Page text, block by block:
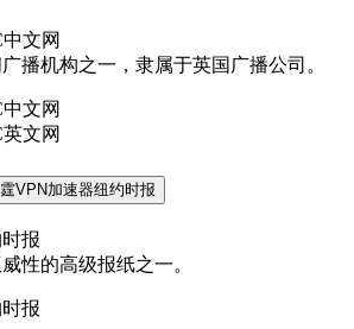
文网
播机构之一，隶属于英国广播公司。
文网
文网
VPN加速器纽约时报
报
性的高级报纸之一。
报